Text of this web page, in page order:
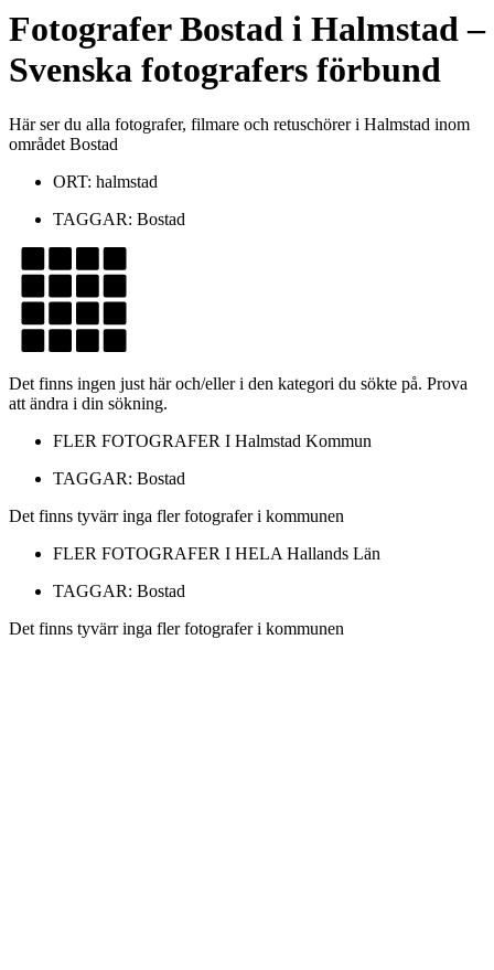
FotograferBostad i Halmstad–
Svenska fotografers förbund
Här ser du alla fotografer, filmare och retuschörer i Halmstad inom
området Bostad
ORT: halmstad
TAGGAR: Bostad
Det finns ingen just här och/eller i den kategori du sökte på. Prova
att ändra i din sökning.
FLER FOTOGRAFER I Halmstad Kommun
TAGGAR: Bostad
Det finns tyvärr inga fler fotografer i kommunen
FLER FOTOGRAFER I HELA Hallands Län
TAGGAR: Bostad
Det finns tyvärr inga fler fotografer i kommunen